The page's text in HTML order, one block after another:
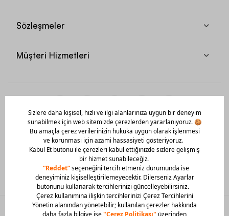
Sözleşmeler
Müşteri Hizmetleri
Mobil Uygulamamızı Hemen İndir!